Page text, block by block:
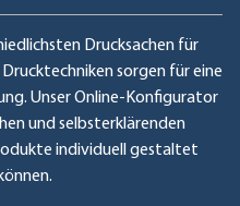
Drucksachen für
sorgen für eine
Unser Online-Konfigurator
und selbsterklärenden
individuell gestaltet